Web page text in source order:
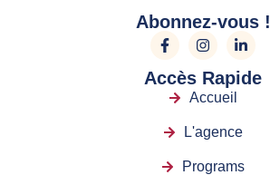
Abonnez-vous !
Accès Rapide
Accueil
L'agence
Programs